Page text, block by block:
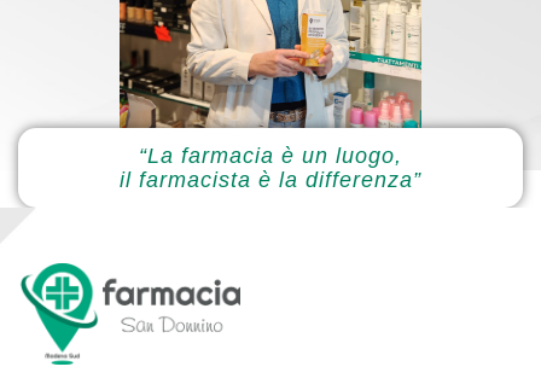
“La farmacia è un luogo,
il farmacista è la differenza”